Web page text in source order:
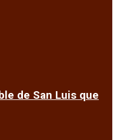
de San Luis que